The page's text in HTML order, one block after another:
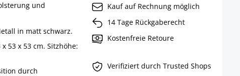
und
in matt schwarz.
x 53 x 53 cm. Sitzhöhe:
durch
Kauf auf Rechnung möglich
14 Tage Rückgaberecht
Kostenfreie Retoure
Verifiziert durch Trusted Shops